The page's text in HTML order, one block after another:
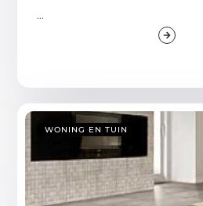
...
WONING EN TUIN